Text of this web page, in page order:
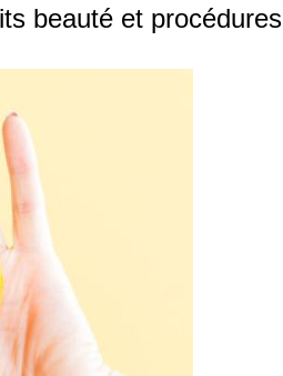
beauté et procédures